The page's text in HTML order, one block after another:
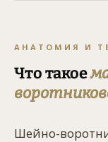
АНАТОМИЯ И
Что такое
Шейно-